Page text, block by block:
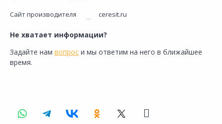
Сайт производителя ceresit.ru
Не хватает информации?
Задайте нам вопрос и мы ответим на него в ближайшее
время.